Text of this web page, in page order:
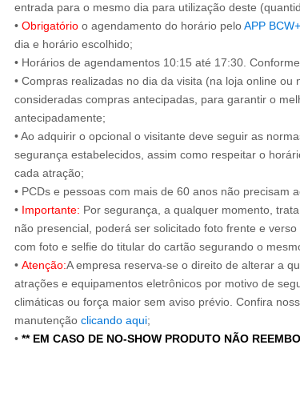
entrada para o mesmo dia para utilização deste
• Obrigatório o agendamento do horário peloAPP BCW+
dia e horário escolhido;
• Horários de agendamentos 10:15 até 17:30.
• Compras realizadas no dia da visita (na loja online ou
consideradas compras antecipadas, para garantir o
antecipadamente;
• Ao adquirir o opcional o visitante deve seguir as
segurança estabelecidos, assim como respeitar o
cada atração;
• PCDs e pessoas com mais de 60 anos não precisam
• Importante: Por segurança, a qualquer momento,
não presencial, poderá ser solicitado foto frente e
com foto e selfie do titular do cartão segurando o
• Atenção:A empresa reserva-se o direito de alterar a
atrações e equipamentos eletrônicos por motivo de
climáticas ou força maior sem aviso prévio. Confira
manutenção clicando aqui;
• ** EM CASO DE NO-SHOW PRODUTO NÃO